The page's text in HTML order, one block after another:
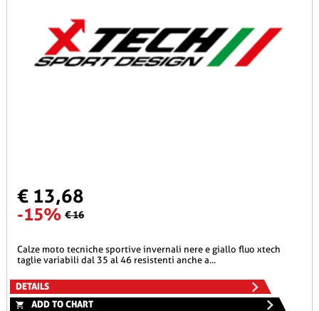
€ 13,68
-15% € 16
calze moto tecniche sportive invernali nere e giallo fluo xtech
taglie variabili dal 35 al 46 resistenti anche a...
DETAILS
ADD TO CHART